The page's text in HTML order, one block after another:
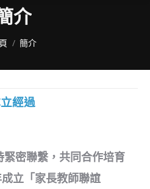
介
are here:
簡介
經過
密聯繫，共同合作培育
立「家長教師聯誼